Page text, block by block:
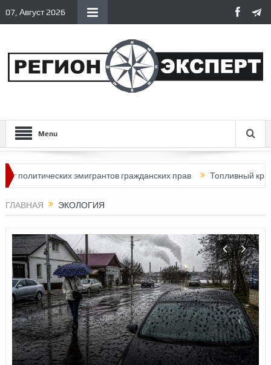
07, Август 2026
Menu
эмигрантов гражданских прав Топливный кризис в России
ГЛАВНАЯ ЭКОЛОГИЯ